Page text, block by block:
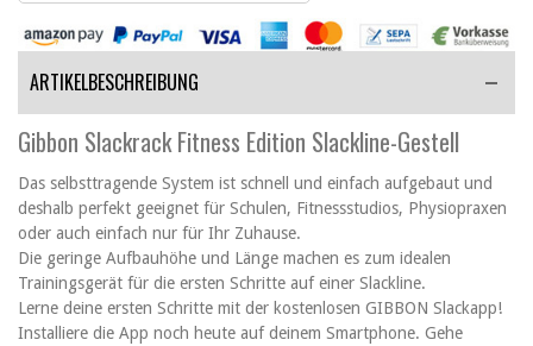
ARTIKELBESCHREIBUNG
Gibbon Slackrack Fitness Edition Slackline-Gestell
Das selbsttragende System ist schnell und einfach aufgebaut und
deshalb perfekt geeignet für Schulen, Fitnessstudios, Physiopraxen
oder auch einfach nur für Ihr Zuhause.
Die geringe Aufbauhöhe und Länge machen es zum idealen
Trainingsgerät für die ersten Schritte auf einer Slackline.
Lerne deine ersten Schritte mit der kostenlosen GIBBON Slackapp!
Installiere die App noch heute auf deinem Smartphone. Gehe